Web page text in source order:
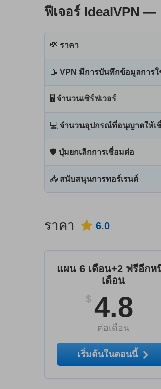
ฟีเจอร์ IdealVPN —
💸 ราคา
📝 VPN มีการบันทึกข้อมูลการใ
🖥 จำนวนเซิร์ฟเวอร์
💻 จำนวนอุปกรณ์ที่อนุญาตให้เ
🛡 ปุ่มยกเลิกการเชื่อมต่อ
📥 สนับสนุนการทอร์เรนต์
ราคา 6.0
แผน 6 เดือน+2 ฟรีอีกห
เดือน
$ 4.8
ต่อเดือน
เริ่มต้นในตอนนี้